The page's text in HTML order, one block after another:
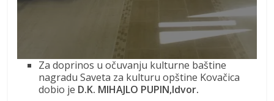
Za doprinos u očuvanju kulturne baštine
nagradu Saveta za kulturu opštine Kovačica
dobio je D.K. MIHAJLO PUPIN,Idvor.